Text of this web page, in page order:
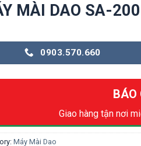
MÀI DAO SA-200
0903.570.660
BÁO
Giao hàng tận nơi
Máy Mài Dao